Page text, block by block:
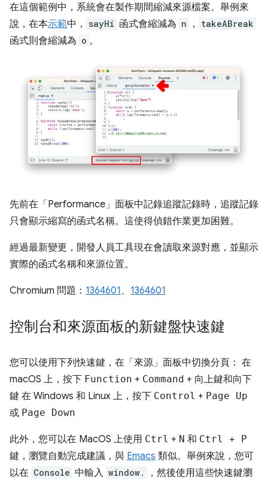
在這個範例中，系統會在製作期間縮減來源檔案。舉例來
說，在本示範中， sayHi 函式會縮減為 n ， takeABreak
函式則會縮減為 o 。
先前在「Performance」 面板中記錄追蹤記錄時，追蹤記錄
只會顯示縮寫的函式名稱。這使得偵錯作業更加困難。
經過最新變更，開發人員工具現在會讀取來源對應，並顯示
實際的函式名稱和來源位置。
Chromium 問題： 1364601 、 1364601
控制台和來源面板的新鍵盤快速鍵
您可以使用下列快速鍵，在「來源」 面板中切換分頁： 在
macOS 上，按下 Function + Command + 向上鍵和向下
鍵 在 Windows 和 Linux 上，按下 Control + Page Up
或 Page Down
此外，您可以在 MacOS 上使用 Ctrl + N 和 Ctrl + P
鍵，瀏覽自動完成建議，與 Emacs 類似。舉例來說，您可
以在 Console 中輸入 window.
，然後使用這些快速鍵瀏